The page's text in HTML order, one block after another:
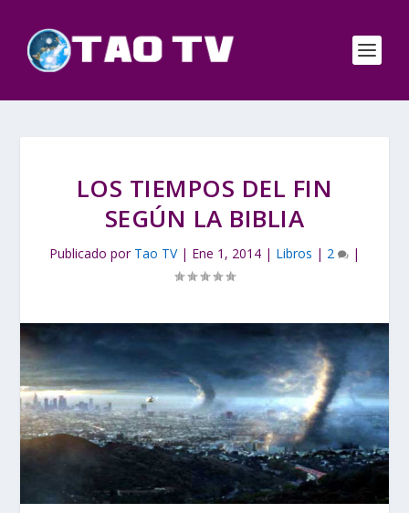
LOS TIEMPOS DEL FIN
SEGÚN LA BIBLIA
Publicado por Tao TV| Ene 1, 2014 | Libros | 2 |